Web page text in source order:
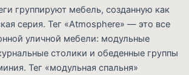
группируют мебель, созданную как
серия. Тег «Atmosphere» — это все
уличной мебели: модульные
столики и обеденные группы
Тег «модульная спальня»